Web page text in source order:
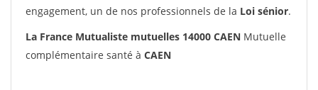
engagement, un de nos professionnels de la Loi sénior.
La France Mutualiste mutuelles 14000 CAEN Mutuelle
complémentaire santé à CAEN